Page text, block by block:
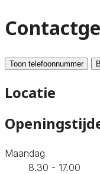
Toon telefoonnummer
Locatie
Maandag
8.30 - 17.00